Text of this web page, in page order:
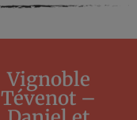
Vignoble
Tévenot –